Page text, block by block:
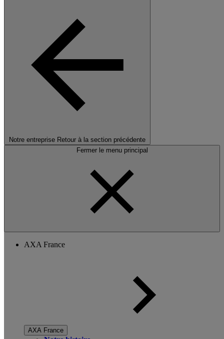
Notre entreprise Retour à la section précédente
Fermer le menu principal
AXA France
AXA France